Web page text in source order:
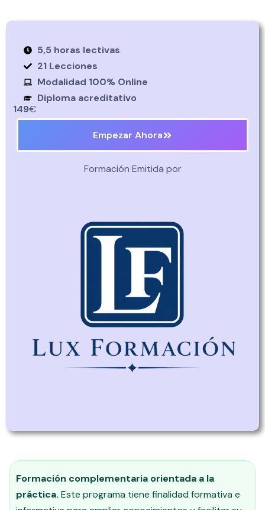
5,5 horas lectivas
21 Lecciones
Modalidad 100% Online
Diploma acreditativo
149€
Empezar Ahora
Formación Emitida por
Formación complementaria orientada a la
práctica. Este programa tiene finalidad formativa e